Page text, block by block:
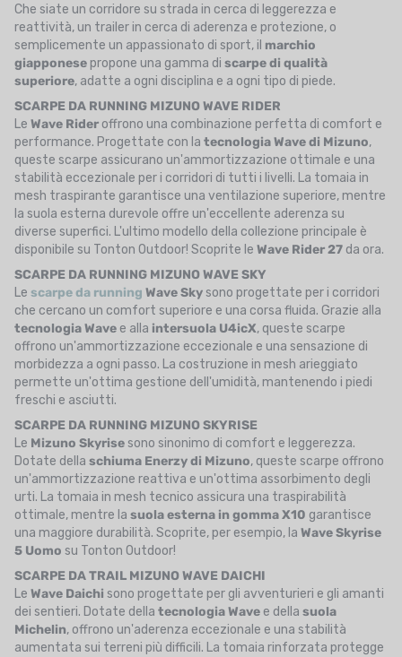
Che siate un corridore su strada in cerca di leggerezza e
reattività, un trailer in cerca di aderenza e protezione, o
semplicemente un appassionato di sport, il marchio
giapponese propone una gamma di scarpe di qualità
superiore, adatte a ogni disciplina e a ogni tipo di piede.
SCARPE DA RUNNING MIZUNO WAVE RIDER
Le Wave Rider offrono una combinazione perfetta di comfort e
performance. Progettate con la tecnologia Wave di Mizuno,
queste scarpe assicurano un'ammortizzazione ottimale e una
stabilità eccezionale per i corridori di tutti i livelli. La tomaia in
mesh traspirante garantisce una ventilazione superiore, mentre
la suola esterna durevole offre un'eccellente aderenza su
diverse superfici. L'ultimo modello della collezione principale è
disponibile su Tonton Outdoor! Scoprite le Wave Rider 27 da ora.
SCARPE DA RUNNING MIZUNO WAVE SKY
Le scarpe da running Wave Skysono progettate per i corridori
che cercano un comfort superiore e una corsa fluida. Grazie alla
tecnologia Wave e alla intersuola U4icX, queste scarpe
offrono un'ammortizzazione eccezionale e una sensazione di
morbidezza a ogni passo. La costruzione in mesh arieggiato
permette un'ottima gestione dell'umidità, mantenendo i piedi
freschi e asciutti.
SCARPE DA RUNNING MIZUNO SKYRISE
Le Mizuno Skyrisesono sinonimo di comfort e leggerezza.
Dotate della schiuma Enerzy di Mizuno, queste scarpe offrono
un'ammortizzazione reattiva e un'ottima assorbimento degli
urti. La tomaia in mesh tecnico assicura una traspirabilità
ottimale, mentre la suola esterna in gomma X10 garantisce
una maggiore durabilità. Scoprite, per esempio, la Wave Skyrise
5 Uomo su Tonton Outdoor!
SCARPE DA TRAIL MIZUNO WAVE DAICHI
Le Wave Daichi sono progettate per gli avventurieri e gli amanti
dei sentieri. Dotate della tecnologia Wave e della suola
Michelin, offrono un'aderenza eccezionale e una stabilità
aumentata sui terreni più difficili. La tomaia rinforzata protegge